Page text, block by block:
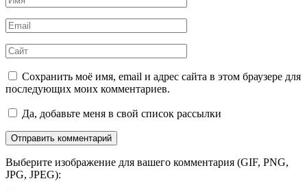
Email
Сайт
Сохранить моё имя, email и адрес сайта в этом браузере для
последующих моих комментариев.
Да, добавьте меня в свой список рассылки
Выберите изображение для вашего комментария (GIF, PNG,
JPG, JPEG):